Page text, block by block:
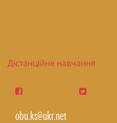
Дістанційне навчання
obu.ks@ukr.net